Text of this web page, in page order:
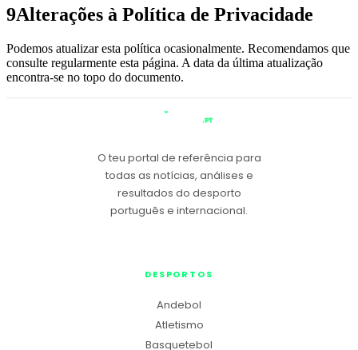
9Alterações à Política de Privacidade
Podemos atualizar esta política ocasionalmente. Recomendamos que
consulte regularmente esta página. A data da última atualização
encontra-se no topo do documento.
O teu portal de referência para
todas as notícias, análises e
resultados do desporto
português e internacional.
DESPORTOS
Andebol
Atletismo
Basquetebol